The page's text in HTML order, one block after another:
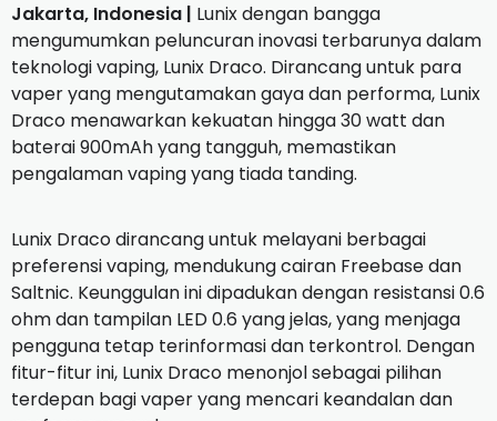
Jakarta, Indonesia | Lunix dengan bangga
mengumumkan peluncuran inovasi terbarunya dalam
teknologi vaping, Lunix Draco. Dirancang untuk para
vaper yang mengutamakan gaya dan performa, Lunix
Draco menawarkan kekuatan hingga 30 watt dan
baterai 900mAh yang tangguh, memastikan
pengalaman vaping yang tiada tanding.
Lunix Draco dirancang untuk melayani berbagai
preferensi vaping, mendukung cairan Freebase dan
Saltnic. Keunggulan ini dipadukan dengan resistansi 0.6
ohm dan tampilan LED 0.6 yang jelas, yang menjaga
pengguna tetap terinformasi dan terkontrol. Dengan
fitur-fitur ini, Lunix Draco menonjol sebagai pilihan
terdepan bagi vaper yang mencari keandalan dan